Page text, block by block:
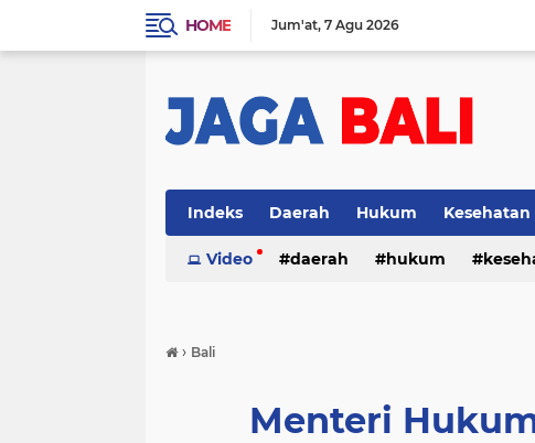
HOME Jum'at 7 Agu 2026
Indeks Daerah Hukum Kesehatan
Video daerah hukum
› Bali
Menteri